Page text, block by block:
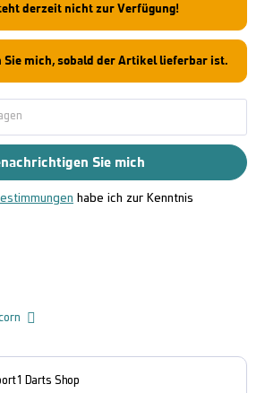
derzeit nicht zur Verfügung!
Sie mich, sobald der Artikel lieferbar ist.
Sie mich
habe ich zur Kenntnis
Darts Shop